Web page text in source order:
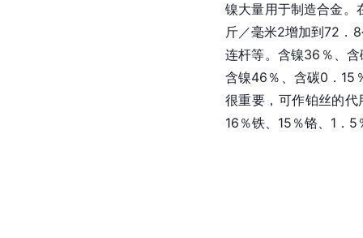
镍大量用于制造合金。
斤／毫米2增加到72．
连杆等。含镍36％、
含镍46％、含碳0．15
很重要，可作铂丝的
16％铁、15％铬、1．